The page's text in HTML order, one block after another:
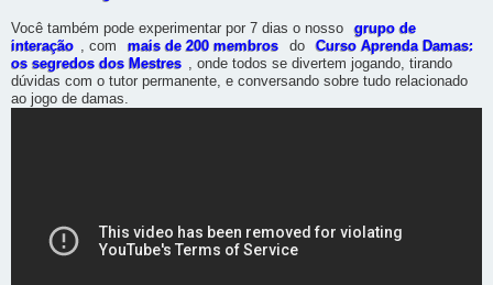
Você também pode experimentar por 7 dias o nosso
grupo de
interação , com mais de 200 membros do
Curso Aprenda Damas:
os segredos dos Mestres , onde todos se divertem jogando, tirando
dúvidas com o tutor permanente, e conversando sobre tudo relacionado
ao jogo de damas.